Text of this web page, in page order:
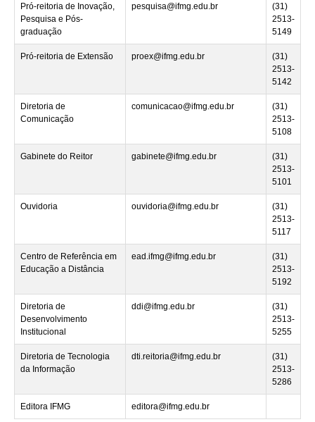
Pró-reitoria de Inovação,
Pesquisa e Pós-
graduação
pesquisa@ifmg.edu.br
(31)
2513-
5149
Pró-reitoria de Extensão proex@ifmg.edu.br
(31)
2513-
5142
Diretoria de
Comunicação
comunicacao@ifmg.edu.br
(31)
2513-
5108
Gabinete do Reitor gabinete@ifmg.edu.br
(31)
2513-
5101
Ouvidoria ouvidoria@ifmg.edu.br
(31)
2513-
5117
Centro de Referência em
Educação a Distância
ead.ifmg@ifmg.edu.br
(31)
2513-
5192
Diretoria de
Desenvolvimento
Institucional
ddi@ifmg.edu.br
(31)
2513-
5255
Diretoria de Tecnologia
da Informação
dti.reitoria@ifmg.edu.br
(31)
2513-
5286
Editora IFMG editora@ifmg.edu.br